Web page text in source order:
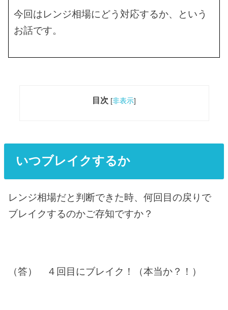
今回はレンジ相場にどう対応するか、という
お話です。
目次 [非表示]
いつブレイクするか
レンジ相場だと判断できた時、何回目の戻りで
ブレイクするのかご存知ですか？
（答） ４回目にブレイク！（本当か？！）